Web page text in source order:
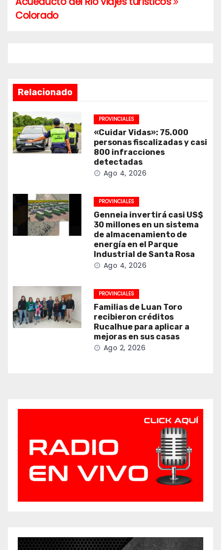
Colorado
Relacionado
PROVINCIALES
«Cuidar Vidas»: 75.000
personas fiscalizadas y casi
800 infracciones
detectadas
Ago 4, 2026
PROVINCIALES
Genneia invertirá casi US$
30 millones en un sistema
de almacenamiento de
energía en el Parque
Industrial de Santa Rosa
Ago 4, 2026
PROVINCIALES
Familias de Luan Toro
recibieron créditos
Rucalhue para aplicar a
mejoras en sus casas
Ago 2, 2026